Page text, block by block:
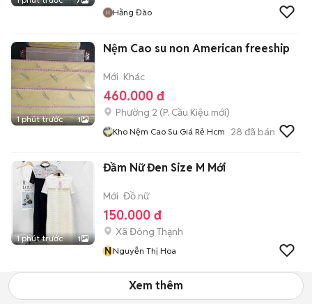
Hằng Đào
1 phút trước 1
Nệm Cao su non American freeship
Mới Khác
460.000 đ
Phường 2 (P. Cầu Kiệu mới)
Kho Nệm Cao Su Giá Rẻ Hcm 28 đã bán
1 phút trước 1
Đầm Nữ Đen Size M Mới
Mới Đồ nữ
150.000 đ
Xã Đông Thạnh
NNguyễn Thị Hoa
Xem thêm